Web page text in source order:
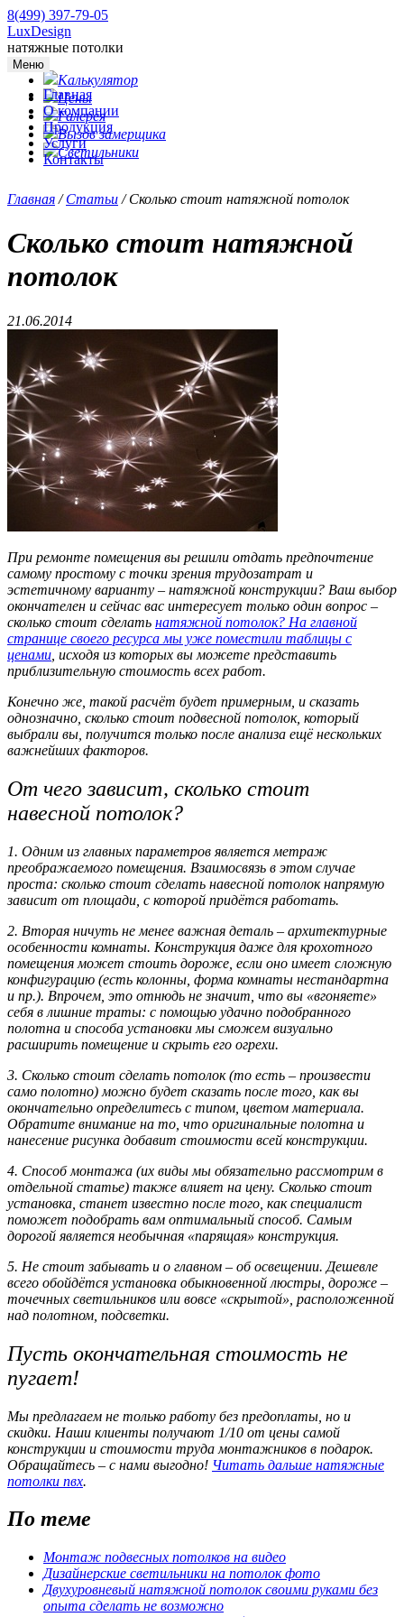
8(499) 397-79-05
LuxDesign
натяжные потолки
Меню
Главная
О компании
Продукция
Услуги
Контакты
Калькулятор
Цены
Галерея
Вызов замерщика
Светильники
Главная /Статьи /Сколько стоит натяжной потолок
Сколько стоит натяжной
потолок
21.06.2014
При ремонте помещения вы решили отдать предпочтение
самому простому с точки зрения трудозатрат и
эстетичному варианту – натяжной конструкции? Ваш выбор
окончателен и сейчас вас интересует только один вопрос –
сколько стоит сделать натяжной потолок? На главной
странице своего ресурса мы уже поместили таблицы с
ценами , исходя из которых вы можете представить
приблизительную стоимость всех работ.
Конечно же, такой расчёт будет примерным, и сказать
однозначно, сколько стоит подвесной потолок, который
выбрали вы, получится только после анализа ещё нескольких
важнейших факторов.
От чего зависит, сколько стоит
навесной потолок?
1. Одним из главных параметров является метраж
преображаемого помещения. Взаимосвязь в этом случае
проста: сколько стоит сделать навесной потолок напрямую
зависит от площади, с которой придётся работать.
2. Вторая ничуть не менее важная деталь – архитектурные
особенности комнаты. Конструкция даже для крохотного
помещения может стоить дороже, если оно имеет сложную
конфигурацию (есть колонны, форма комнаты нестандартна
и пр.). Впрочем, это отнюдь не значит, что вы «вгоняете»
себя в лишние траты: с помощью удачно подобранного
полотна и способа установки мы сможем визуально
расширить помещение и скрыть его огрехи.
3. Сколько стоит сделать потолок (то есть – произвести
само полотно) можно будет сказать после того, как вы
окончательно определитесь с типом, цветом материала.
Обратите внимание на то, что оригинальные полотна и
нанесение рисунка добавит стоимости всей конструкции.
4. Способ монтажа (их виды мы обязательно рассмотрим в
отдельной статье) также влияет на цену. Сколько стоит
установка, станет известно после того, как специалист
поможет подобрать вам оптимальный способ. Самым
дорогой является необычная «парящая» конструкция.
5. Не стоит забывать и о главном – об освещении. Дешевле
всего обойдётся установка обыкновенной люстры, дороже –
точечных светильников или вовсе «скрытой», расположенной
над полотном, подсветки.
Пусть окончательная стоимость не
пугает!
Мы предлагаем не только работу без предоплаты, но и
скидки. Наши клиенты получают 1/10 от цены самой
конструкции и стоимости труда монтажников в подарок.
Обращайтесь – с нами выгодно! Читать дальше натяжные
потолки пвх.
По теме
Монтаж подвесных потолков на видео
Дизайнерские светильники на потолок фото
Двухуровневый натяжной потолок своими руками без
опыта сделать не возможно